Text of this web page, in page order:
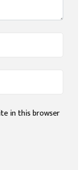
in this browser